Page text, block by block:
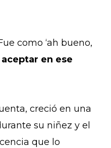
como ‘ah bueno,
en ese
creció en una
su niñez y el
que lo